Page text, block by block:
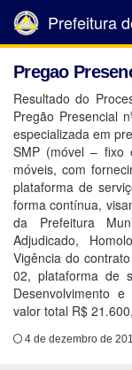
Prefeitura
Pregao
Resultado do
Pregão Presencial
especializada em
SMP (móvel – fixo
móveis, com
plataforma de
forma contínua,
da Prefeitura
Adjudicado,
Vigência do
02, plataforma de
Desenvolvimento
valor total R$
4 de dezembro de